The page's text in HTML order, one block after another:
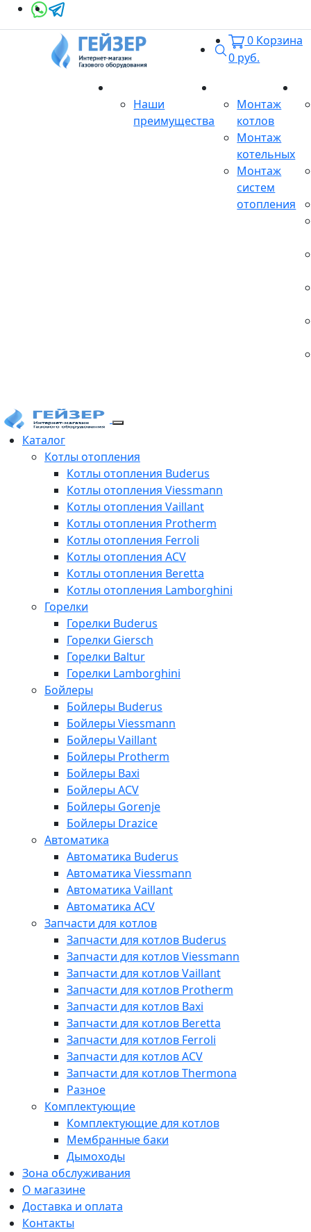
Поиск
0 Корзина
0 руб.
Наши
преимущества
Монтаж
котлов
Монтаж
котельных
Монтаж
систем
отопления
Каталог
Котлы отопления
Котлы отопления Buderus
Котлы отопления Viessmann
Котлы отопления Vaillant
Котлы отопления Protherm
Котлы отопления Ferroli
Котлы отопления ACV
Котлы отопления Beretta
Котлы отопления Lamborghini
Горелки
Горелки Buderus
Горелки Giersch
Горелки Baltur
Горелки Lamborghini
Бойлеры
Бойлеры Buderus
Бойлеры Viessmann
Бойлеры Vaillant
Бойлеры Protherm
Бойлеры Baxi
Бойлеры ACV
Бойлеры Gorenje
Бойлеры Drazice
Автоматика
Автоматика Buderus
Автоматика Viessmann
Автоматика Vaillant
Автоматика ACV
Запчасти для котлов
Запчасти для котлов Buderus
Запчасти для котлов Viessmann
Запчасти для котлов Vaillant
Запчасти для котлов Protherm
Запчасти для котлов Baxi
Запчасти для котлов Beretta
Запчасти для котлов Ferroli
Запчасти для котлов ACV
Запчасти для котлов Thermona
Разное
Комплектующие
Комплектующие для котлов
Мембранные баки
Дымоходы
Зона обслуживания
О магазине
Доставка и оплата
Контакты